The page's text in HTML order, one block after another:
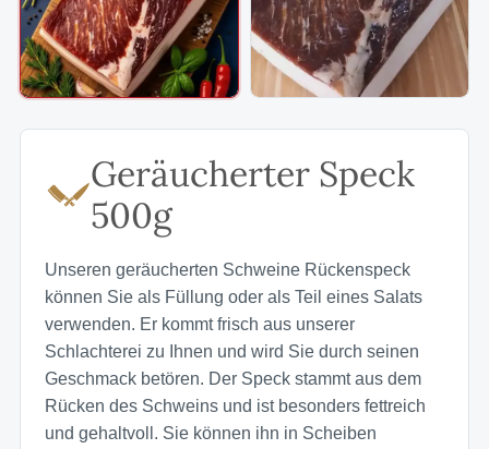
Geräucherter Speck
500g
Unseren geräucherten Schweine Rückenspeck
können Sie als Füllung oder als Teil eines Salats
verwenden. Er kommt frisch aus unserer
Schlachterei zu Ihnen und wird Sie durch seinen
Geschmack betören. Der Speck stammt aus dem
Rücken des Schweins und ist besonders fettreich
und gehaltvoll. Sie können ihn in Scheiben